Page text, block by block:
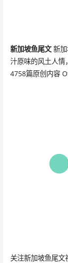
新加坡鱼尾文新
汁原味的风土人情
4758篇原创内容
关注新加坡鱼尾文